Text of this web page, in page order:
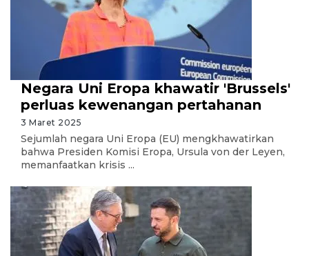
Negara Uni Eropa khawatir 'Brussels'
perluas kewenangan pertahanan
3 Maret 2025
Sejumlah negara Uni Eropa (EU) mengkhawatirkan
bahwa Presiden Komisi Eropa, Ursula von der Leyen,
memanfaatkan krisis ...